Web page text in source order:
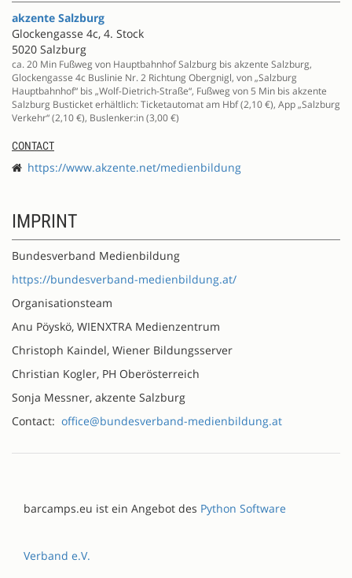
akzente Salzburg
Glockengasse 4c, 4. Stock
5020 Salzburg
ca. 20 Min Fußweg von Hauptbahnhof Salzburg bis akzente Salzburg,
Glockengasse 4c Buslinie Nr. 2 Richtung Obergnigl, von „Salzburg
Hauptbahnhof“ bis „Wolf-Dietrich-Straße“, Fußweg von 5 Min bis akzente
Salzburg Busticket erhältlich: Ticketautomat am Hbf (2,10 €), App „Salzburg
Verkehr“ (2,10 €), Buslenker:in (3,00 €)
CONTACT
https://www.akzente.net/medienbildung
IMPRINT
Bundesverband Medienbildung
https://bundesverband-medienbildung.at/
Organisationsteam
Anu Pöyskö, WIENXTRA Medienzentrum
Christoph Kaindel, Wiener Bildungsserver
Christian Kogler, PH Oberösterreich
Sonja Messner, akzente Salzburg
Contact: office@bundesverband-medienbildung.at
barcamps.eu ist ein Angebot des Python Software
Verband e.V.